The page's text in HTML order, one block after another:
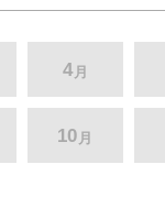
4 月
10 月